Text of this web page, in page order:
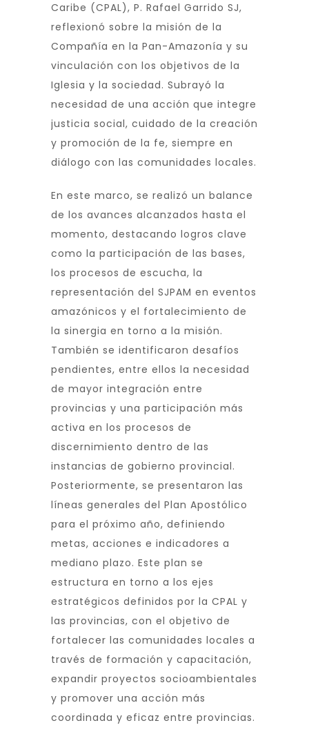
Caribe (CPAL), P. Rafael Garrido SJ,
reflexionó sobre la misión de la
Compañía en la Pan-Amazonía y su
vinculación con los objetivos de la
Iglesia y la sociedad. Subrayó la
necesidad de una acción que integre
justicia social, cuidado de la creación
y promoción de la fe, siempre en
diálogo con las comunidades locales.
En este marco, se realizó un balance
de los avances alcanzados hasta el
momento, destacando logros clave
como la participación de las bases,
los procesos de escucha, la
representación del SJPAM en eventos
amazónicos y el fortalecimiento de
la sinergia en torno a la misión.
También se identificaron desafíos
pendientes, entre ellos la necesidad
de mayor integración entre
provincias y una participación más
activa en los procesos de
discernimiento dentro de las
instancias de gobierno provincial.
Posteriormente, se presentaron las
líneas generales del Plan Apostólico
para el próximo año, definiendo
metas, acciones e indicadores a
mediano plazo. Este plan se
estructura en torno a los ejes
estratégicos definidos por la CPAL y
las provincias, con el objetivo de
fortalecer las comunidades locales a
través de formación y capacitación,
expandir proyectos socioambientales
y promover una acción más
coordinada y eficaz entre provincias.